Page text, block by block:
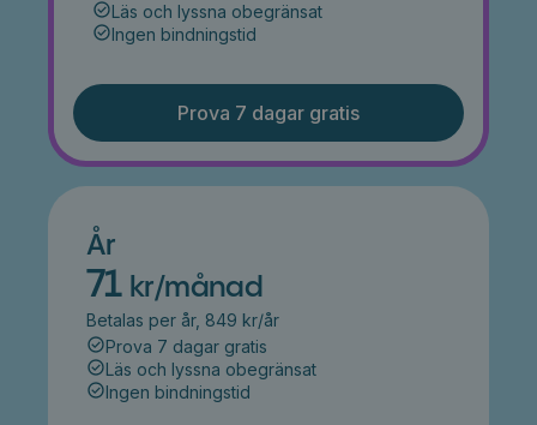
Läs och lyssna obegränsat
Ingen bindningstid
Prova 7 dagar gratis
År
71 kr/månad
Betalas per år, 849 kr/år
Prova 7 dagar gratis
Läs och lyssna obegränsat
Ingen bindningstid